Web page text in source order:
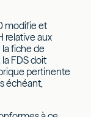
modifie et
relative aux
fiche de
FDS doit
pertinente
échéant,